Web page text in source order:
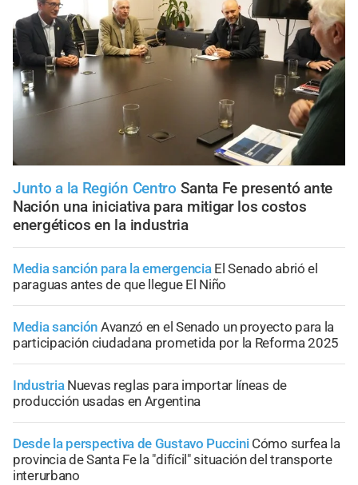
Junto a la Región Centro Santa Fe presentó ante
Nación una iniciativa para mitigar los costos
energéticos en la industria
Media sanción para la emergencia El Senado abrió el
paraguas antes de que llegue El Niño
Media sanción Avanzó en el Senado un proyecto para la
participación ciudadana prometida por la Reforma 2025
Industria Nuevas reglas para importar líneas de
producción usadas en Argentina
Desde la perspectiva de Gustavo Puccini Cómo surfea la
provincia de Santa Fe la "difícil" situación del transporte
interurbano